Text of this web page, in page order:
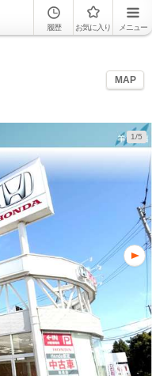
履歴 お気に入り メニュー
MAP
1/5